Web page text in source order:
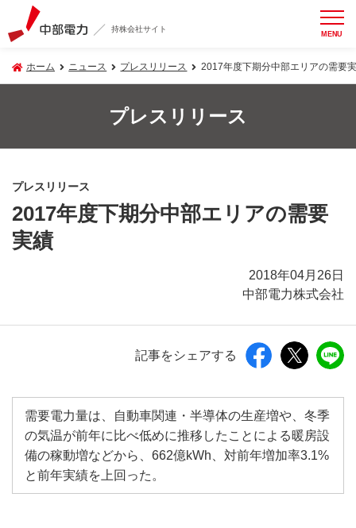
持株会社サイト MENU
ホーム ニュース プレスリリース 2017年度下期分中部エリアの需要
プレスリリース
プレスリリース
2017年度下期分中部エリアの需要
実績
2018年04月26日
中部電力株式会社
記事をシェアする
需要電力量は、自動車関連・半導体の生産増や、冬季
の気温が前年に比べ低めに推移したことによる暖房設
備の稼動増などから、662億kWh、対前年増加率3.1%
と前年実績を上回った。